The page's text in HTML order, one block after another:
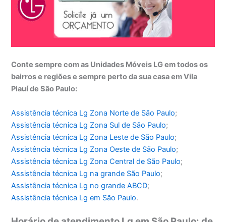
Conte sempre com as Unidades Móveis LG em todos os
bairros e regiões e sempre perto da sua casa em Vila
Piauí de São Paulo:
Assistência técnica Lg Zona Norte de São Paulo;
Assistência técnica Lg Zona Sul de São Paulo;
Assistência técnica Lg Zona Leste de São Paulo;
Assistência técnica Lg Zona Oeste de São Paulo;
Assistência técnica Lg Zona Central de São Paulo;
Assistência técnica Lg na grande São Paulo;
Assistência técnica Lg no grande ABCD;
Assistência técnica Lg em São Paulo.